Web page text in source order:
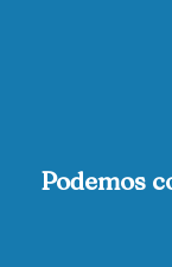
Podemos